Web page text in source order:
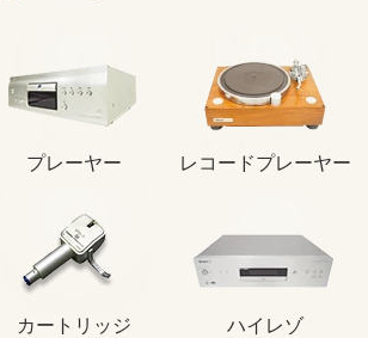
プレーヤー レコードプレーヤー
カートリッジ ハイレゾ